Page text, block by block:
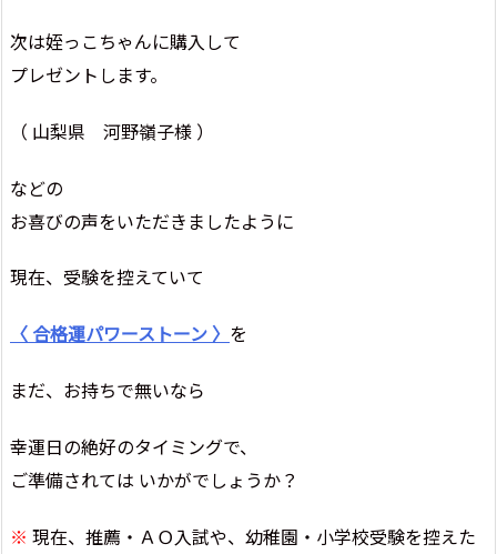
次は姪っこちゃんに購入して
プレゼントします。
（ 山梨県 河野嶺子様 ）
などの
お喜びの声をいただきましたように
現在、受験を控えていて
〈 合格運パワーストーン 〉 を
まだ、お持ちで無いなら
幸運日の絶好のタイミングで、
ご準備されては いかがでしょうか？
※ 現在、推薦・ＡＯ入試や、幼稚園・小学校受験を控えた